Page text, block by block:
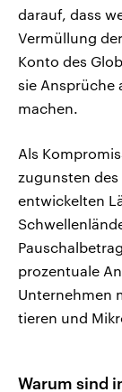
darauf, dass
Vermüllung
Konto des
sie Ansprüche
machen.
Als
zugunsten des
entwickelten
prozentuale
Unternehmen
tieren und
Warum sind